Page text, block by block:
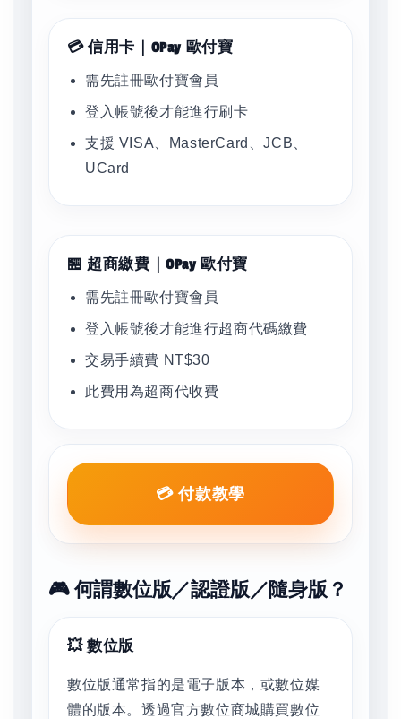
💳 信用卡｜OPay 歐付寶
需先註冊歐付寶會員
登入帳號後才能進行刷卡
支援 VISA、MasterCard、JCB、
UCard
🏪 超商繳費｜OPay 歐付寶
需先註冊歐付寶會員
登入帳號後才能進行超商代碼繳費
交易手續費 NT$30
此費用為超商代收費
💳 付款教學
🎮 何謂數位版／認證版／隨身版？
💥 數位版
數位版通常指的是電子版本，或數位媒
體的版本。透過官方數位商城購買數位